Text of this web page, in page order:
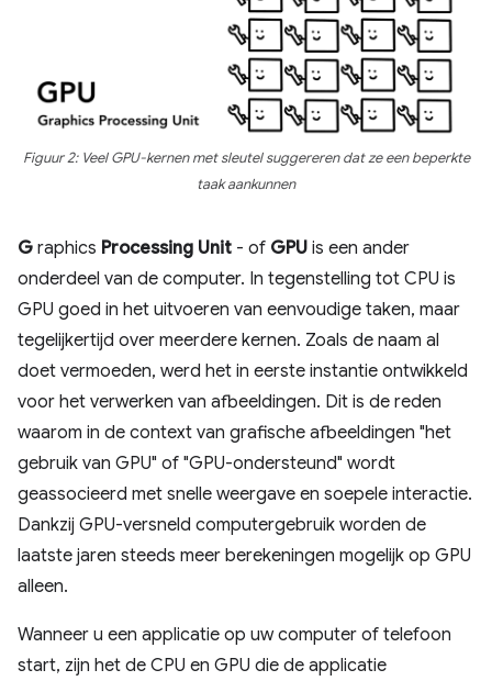
Figuur 2: Veel GPU-kernen met sleutel suggereren dat ze een beperkte
taak aankunnen
G raphics Processing Unit - of GPU is een ander
onderdeel van de computer. In tegenstelling tot CPU is
GPU goed in het uitvoeren van eenvoudige taken, maar
tegelijkertijd over meerdere kernen. Zoals de naam al
doet vermoeden, werd het in eerste instantie ontwikkeld
voor het verwerken van afbeeldingen. Dit is de reden
waarom in de context van grafische afbeeldingen "het
gebruik van GPU" of "GPU-ondersteund" wordt
geassocieerd met snelle weergave en soepele interactie.
Dankzij GPU-versneld computergebruik worden de
laatste jaren steeds meer berekeningen mogelijk op GPU
alleen.
Wanneer u een applicatie op uw computer of telefoon
start, zijn het de CPU en GPU die de applicatie